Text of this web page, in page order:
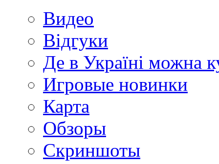
Видео
Відгуки
Де в Україні можна
Игровые новинки
Карта
Обзоры
Скриншоты